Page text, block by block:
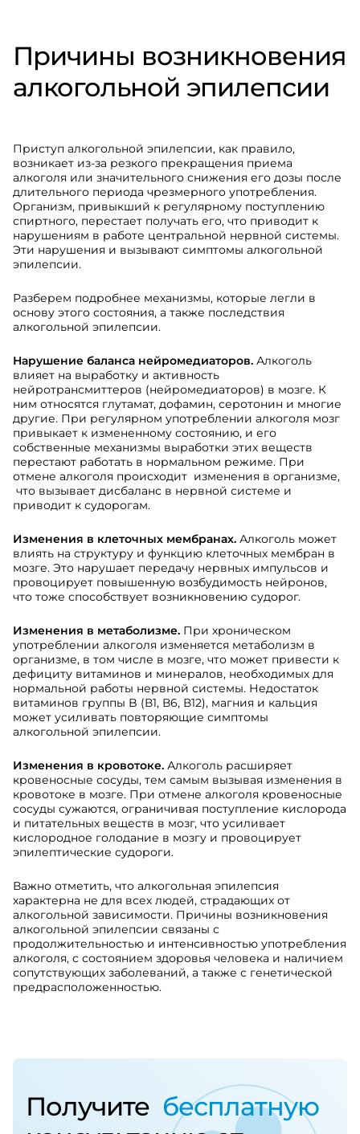
Причины возникновения
алкогольной эпилепсии
Приступ алкогольной эпилепсии, как правило,
возникает из-за резкого прекращения приема
алкоголя или значительного снижения его дозы после
длительного периода чрезмерного употребления.
Организм, привыкший к регулярному поступлению
спиртного, перестает получать его, что приводит к
нарушениям в работе центральной нервной системы.
Эти нарушения и вызывают симптомы алкогольной
эпилепсии.
Разберем подробнее механизмы, которые легли в
основу этого состояния, а также последствия
алкогольной эпилепсии.
Нарушение баланса нейромедиаторов. Алкоголь
влияет на выработку и активность
нейротрансмиттеров (нейромедиаторов) в мозге. К
ним относятся глутамат, дофамин, серотонин и многие
другие. При регулярном употреблении алкоголя мозг
привыкает к измененному состоянию, и его
собственные механизмы выработки этих веществ
перестают работать в нормальном режиме. При
отмене алкоголя происходит изменения в организме,
что вызывает дисбаланс в нервной системе и
приводит к судорогам.
Изменения в клеточных мембранах. Алкоголь может
влиять на структуру и функцию клеточных мембран в
мозге. Это нарушает передачу нервных импульсов и
провоцирует повышенную возбудимость нейронов,
что тоже способствует возникновению судорог.
Изменения в метаболизме. При хроническом
употреблении алкоголя изменяется метаболизм в
организме, в том числе в мозге, что может привести к
дефициту витаминов и минералов, необходимых для
нормальной работы нервной системы. Недостаток
витаминов группы B (В1, В6, В12), магния и кальция
может усиливать повторяющие симптомы
алкогольной эпилепсии.
Изменения в кровотоке. Алкоголь расширяет
кровеносные сосуды, тем самым вызывая изменения в
кровотоке в мозге. При отмене алкоголя кровеносные
сосуды сужаются, ограничивая поступление кислорода
и питательных веществ в мозг, что усиливает
кислородное голодание в мозгу и провоцирует
эпилептические судороги.
Важно отметить, что алкогольная эпилепсия
характерна не для всех людей, страдающих от
алкогольной зависимости. Причины возникновения
алкогольной эпилепсии связаны с
продолжительностью и интенсивностью употребления
алкоголя, с состоянием здоровья человека и наличием
сопутствующих заболеваний, а также с генетической
предрасположенностью.
Получите бесплатную